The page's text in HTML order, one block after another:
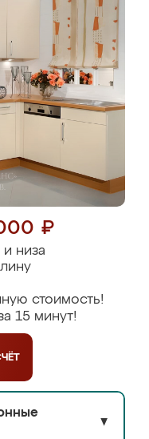
₽
низа
стоимость!
15 минут!
▼